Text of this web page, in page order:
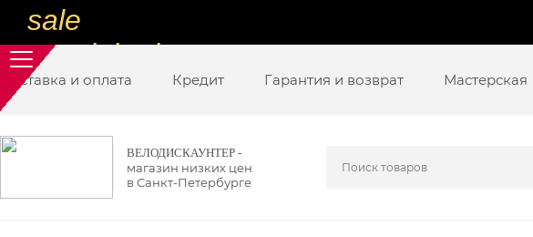
sale
special price
sale
низкие цены
вот дешево
Доставка и оплата Кредит Гарантия и возврат Мастерская
ВЕЛОДИСКАУНТЕР -
магазин низких цен
в Санкт-Петербурге